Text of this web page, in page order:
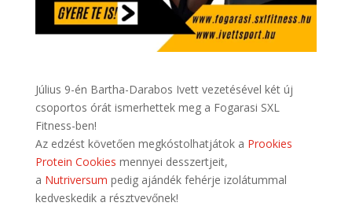
Július 9-én Bartha-Darabos Ivett vezetésével két új
csoportos órát ismerhettek meg a Fogarasi SXL
Fitness-ben!
Az edzést követően megkóstolhatjátok a Prookies
Protein Cookies mennyei desszertjeit,
a Nutriversum pedig ajándék fehérje izolátummal
kedveskedik a résztvevőnek!